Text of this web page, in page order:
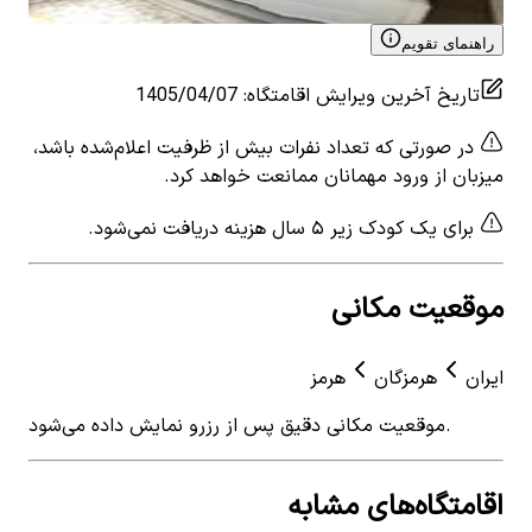
خلیج فارس
راهنمای تقویم
تاریخ آخرین ویرایش اقامتگاه:
1405/04/07
در صورتی که تعداد نفرات بیش از ظرفیت اعلام‌شده باشد،
میزبان از ورود مهمانان ممانعت خواهد کرد.
برای یک کودک زیر ۵ سال هزینه دریافت نمی‌شود.
موقعیت مکانی
ایران هرمزگان
هرمز
موقعیت مکانی دقیق پس از رزرو نمایش داده می‌شود.
اقامتگاه‌های مشابه